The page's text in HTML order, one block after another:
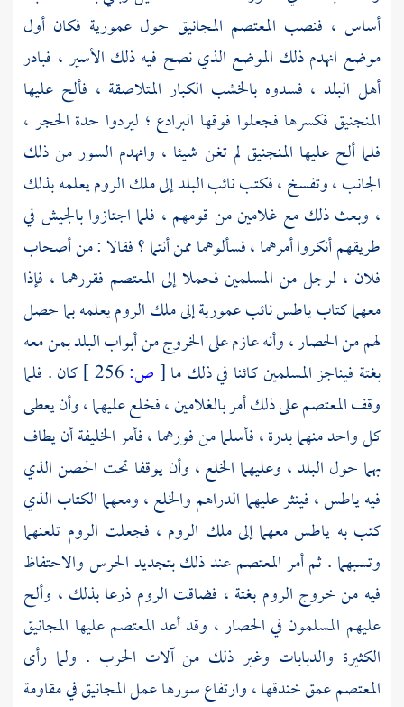
أساس ، فنصب المعتصم المجانيق حول عمورية فكان أول
موضع انهدم ذلك الموضع الذي نصح فيه ذلك الأسير ، فبادر
أهل البلد ، فسدوه بالخشب الكبار المتلاصقة ، فألح عليها
المنجنيق فكسرها فجعلوا فوقها البرادع ؛ ليردوا حدة الحجر ،
فلما ألح عليها المنجنيق لم تغن شيئا ، وانهدم السور من ذلك
الجانب ، وتفسخ ، فكتب نائب البلد إلى ملكالروميعلمه بذلك
، وبعث ذلك مع غلامين من قومهم ، فلما اجتازوا بالجيش في
طريقهم أنكروا أمرهما ، فسألوهما ممن أنتما ؟ فقالا : من أصحاب
فلان ، لرجل من المسلمين فحملا إلى المعتصم فقررهما ، فإذا
معهما كتابياطسنائبعموريةإلى ملكالروميعلمه بما حصل
لهم من الحصار ، وأنه عازم على الخروج من أبواب البلد بمن معه
بغتة فيناجز المسلمين كائنا في ذلك ما[ص:
كان . فلما
وقفالمعتصمعلى ذلك أمر بالغلامين ، فخلع عليهما ، وأن يعطى
كل واحد منهما بدرة ، فأسلما من فورهما ، فأمر الخليفة أن يطاف
بهما حول البلد ، وعليهما الخلع ، وأن يوقفا تحت الحصن الذي
فيهياطس ،فينثر عليهما الدراهم والخلع ، ومعهما الكتاب الذي
كتب به ياطسمعهما إلى ملك الروم ، فجعلت الروم تلعنهما
وتسبهما . ثم أمرالمعتصمعند ذلك بتجديد الحرس والاحتفاظ
فيه من خروج الروم بغتة ، فضاقت الروم ذرعا بذلك ، وألح
عليهم المسلمون في الحصار ، وقد أعدالمعتصمعليها المجانيق
الكثيرة والدبابات وغير ذلك من آلات الحرب . ولما رأى
المعتصمعمق خندقها ، وارتفاع سورها عمل المجانيق في مقاومة